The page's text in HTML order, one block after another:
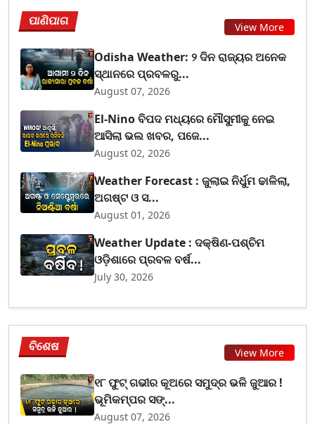
ପାଣିପାଗ View More
Odisha Weather: ୨ ଦିନ ରାଜ୍ୟର ଅନେକ
ସ୍ଥାନରେ ପ୍ରବଳରୁ...
August 07, 2026
El-Nino ବିପଦ ମଧ୍ୟରେ ମୌସୁମୀକୁ ନେଇ
ଆସିଲା ଭଲ ଖବର, ପଜେ...
August 02, 2026
Weather Forecast : ଜୁଲାଇ ନିର୍ଧୁମ ଢାଳିଲା,
ଅଗଷ୍ଟ ଓ ସ...
August 01, 2026
Weather Update : ଦକ୍ଷିଣ-ପଶ୍ଚିମ
ଓଡ଼ିଶାରେ ପ୍ରବଳ ବର୍ଷ...
July 30, 2026
ବିଶେଷ View More
୧୮ ଫୁଟ୍ ଗଭୀର କୂଅରେ ସମୁଦ୍ର ଭଳି ଜୁଆର !
ଭୂମିକମ୍ପର ସଙ୍...
August 07, 2026